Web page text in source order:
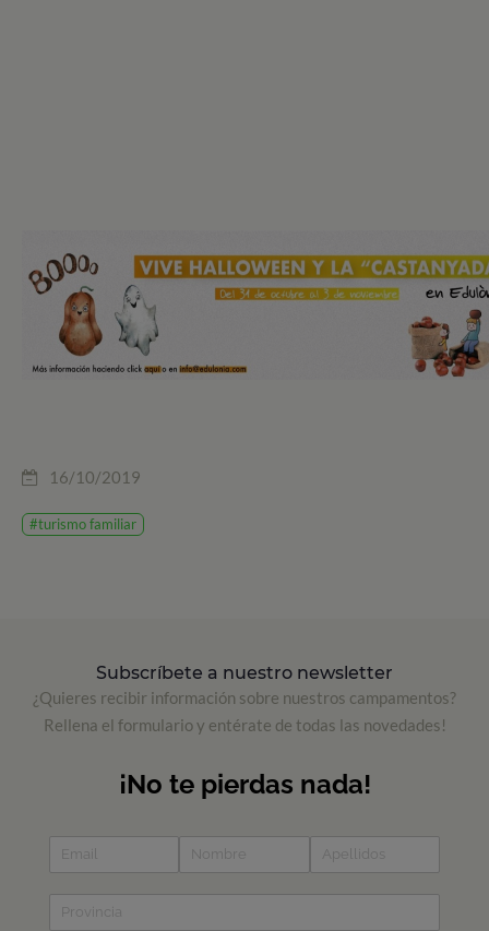
16/10/2019
#turismo familiar
Subscríbete a nuestro newsletter
¿Quieres recibir información sobre nuestros campamentos?
Rellena el formulario y entérate de todas las novedades!